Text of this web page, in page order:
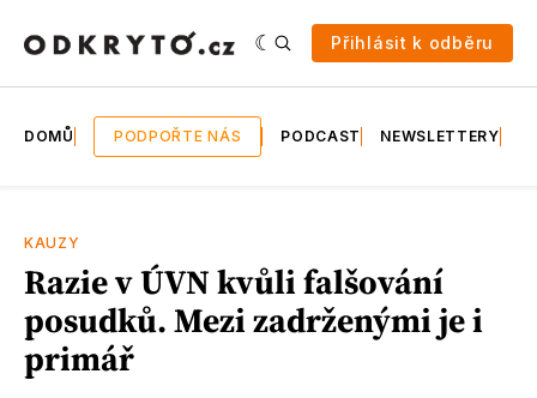
Přihlásit k odběru
DOMŮ PODPOŘTE NÁS PODCAST NEWSLETTERY
KAUZY
Razie v ÚVN kvůli falšování
posudků. Mezi zadrženými je i
primář